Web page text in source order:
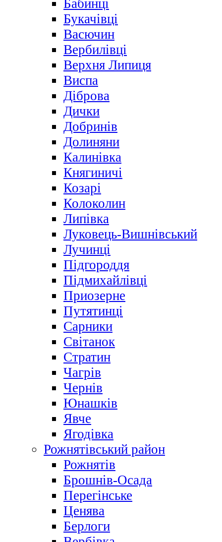
Бабинці
Букачівці
Васючин
Вербилівці
Верхня Липиця
Виспа
Діброва
Дички
Добринів
Долиняни
Калинівка
Княгиничі
Козарі
Колоколин
Липівка
Луковець-Вишнівський
Лучинці
Підгороддя
Підмихайлівці
Приозерне
Путятинці
Сарники
Світанок
Стратин
Чагрів
Чернів
Юнашків
Явче
Ягодівка
Рожнятівський район
Рожнятів
Брошнів-Осада
Перегінське
Ценява
Берлоги